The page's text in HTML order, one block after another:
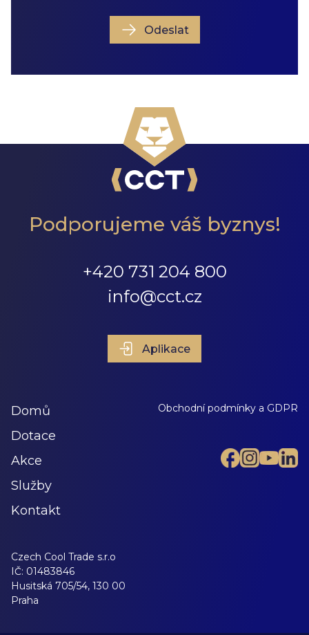
Odeslat
Domů
Dotace
Akce
Služby
Kontakt
Czech Cool Trade s.r.o
IČ: 01483846
Husitská 705/54, 130 00
Praha
Podporujeme váš byznys!
+420 731 204 800
info@cct.cz
Aplikace
Obchodní podmínky a GDPR